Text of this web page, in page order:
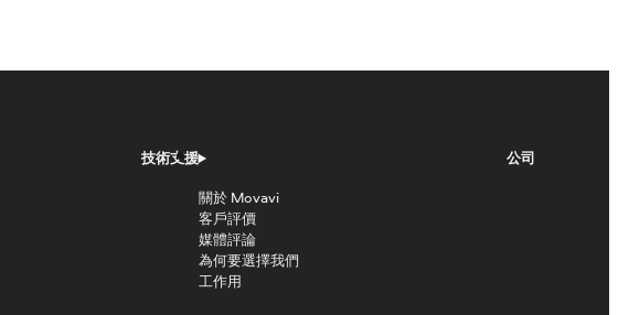
技術支援
公司
關於 Movavi
客戶評價
媒體評論
為何要選擇我們
工作用